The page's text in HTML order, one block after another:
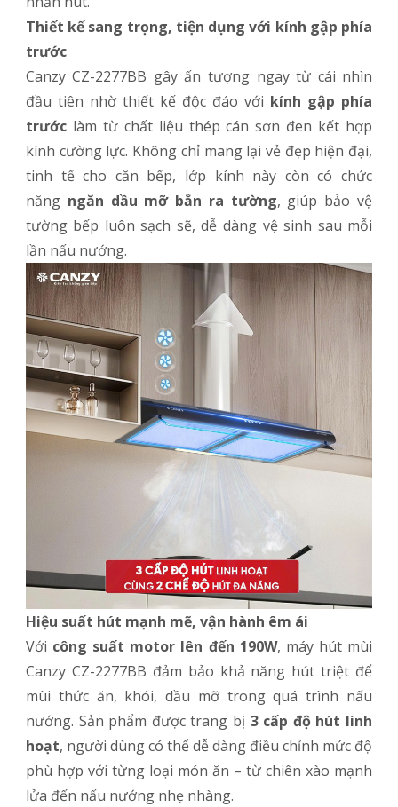
Thiết kế sang trọng, tiện dụng với kính gập phía
trước
Canzy CZ-2277BB gây ấn tượng ngay từ cái nhìn
đầu tiên nhờ thiết kế độc đáo với kính gập phía
trướclàm từ chất liệu thép cán sơn đen kết hợp
kính cường lực. Không chỉ mang lại vẻ đẹp hiện đại,
tinh tế cho căn bếp, lớp kính này còn có chức
năng ngăn dầu mỡ bắn ra tường, giúp bảo vệ
tường bếp luôn sạch sẽ, dễ dàng vệ sinh sau mỗi
lần nấu nướng.
Hiệu suất hút mạnh mẽ, vận hành êm ái
Với công suất motor lên đến 190W, máy hút mùi
Canzy CZ-2277BB đảm bảo khả năng hút triệt để
mùi thức ăn, khói, dầu mỡ trong quá trình nấu
nướng. Sản phẩm được trang bị 3 cấp độ hút linh
hoạt, người dùng có thể dễ dàng điều chỉnh mức độ
phù hợp với từng loại món ăn – từ chiên xào mạnh
lửa đến nấu nướng nhẹ nhàng.